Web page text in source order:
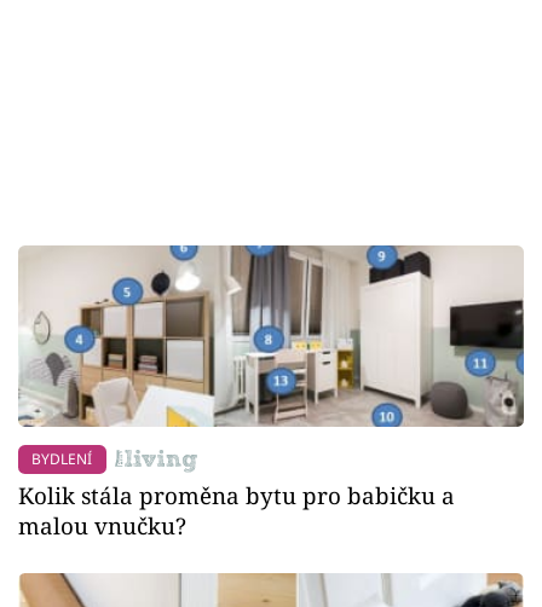
BYDLENÍ
Kolik stála proměna bytu pro babičku a
malou vnučku?